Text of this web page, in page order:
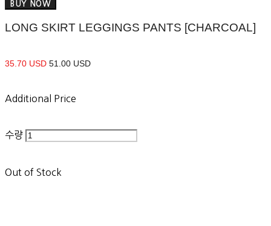
BUY NOW
LONG SKIRT LEGGINGS PANTS [CHARCOAL]
35.70 USD 51.00 USD
Additional Price
수량
Out of Stock